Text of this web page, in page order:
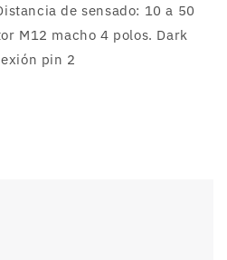
de sensado: 10 a 50
M12 macho 4 polos. Dark
pin 2